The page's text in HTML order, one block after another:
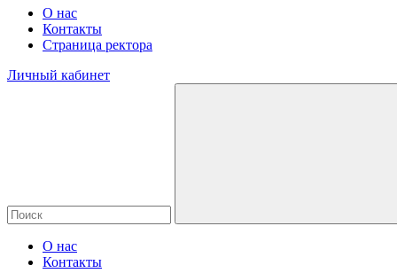
О нас
Контакты
Страница ректора
Личный кабинет
О нас
Контакты